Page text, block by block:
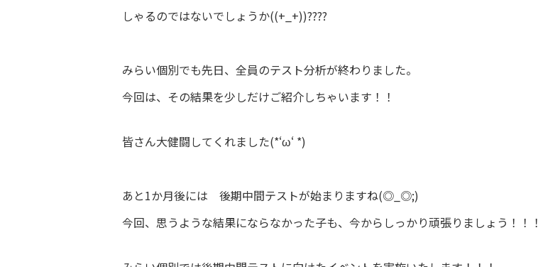
しゃるのではないでしょうか((+_+))????
みらい個別でも先日、全員のテスト分析が終わりました。
今回は、その結果を少しだけご紹介しちゃいます！！
皆さん大健闘してくれました(*‘ω‘ *)
あと1か月後には 後期中間テストが始まりますね(◎_◎;)
今回、思うような結果にならなかった子も、今からしっかり頑張りましょう！！！